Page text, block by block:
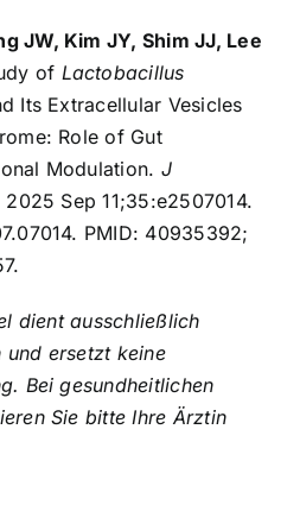
JW, Kim JY, Shim JJ, Lee
of Lactobacillus
Its Extracellular Vesicles
Role of Gut
Modulation. J
2025 Sep 11;35:e2507014.
. PMID: 40935392;
dient ausschließlich
ersetzt keine
Bei gesundheitlichen
Sie bitte Ihre Ärztin